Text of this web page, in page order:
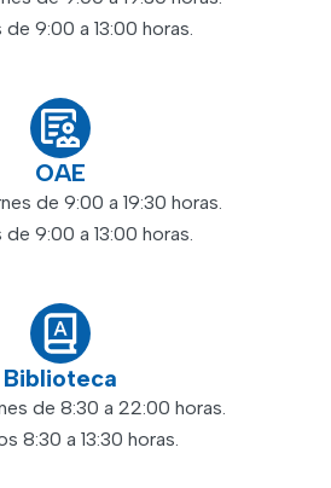
9:00 a 13:00 horas.
OAE
de 9:00 a 19:30 horas.
9:00 a 13:00 horas.
Biblioteca
de 8:30 a 22:00 horas.
8:30 a 13:30 horas.